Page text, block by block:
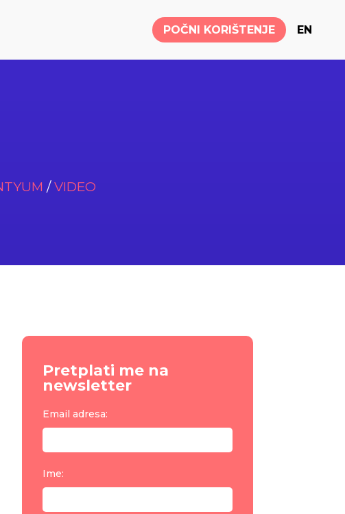
POČNI KORIŠTENJE EN
/VIDEO
Pretplati me na
newsletter
Email adresa:
Ime: